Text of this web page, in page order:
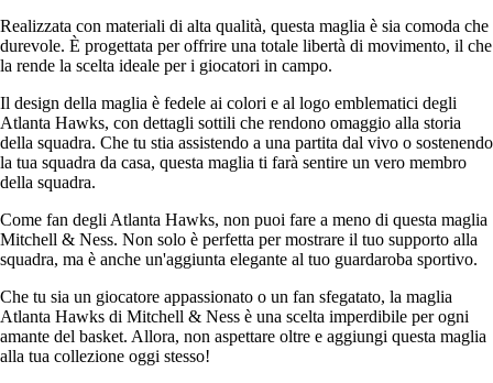
Realizzata con materiali di alta qualità, questa maglia è sia comoda che
durevole. È progettata per offrire una totale libertà di movimento, il che
la rende la scelta ideale per i giocatori in campo.
Il design della maglia è fedele ai colori e al logo emblematici degli
Atlanta Hawks, con dettagli sottili che rendono omaggio alla storia
della squadra. Che tu stia assistendo a una partita dal vivo o sostenendo
la tua squadra da casa, questa maglia ti farà sentire un vero membro
della squadra.
Come fan degli Atlanta Hawks, non puoi fare a meno di questa maglia
Mitchell & Ness. Non solo è perfetta per mostrare il tuo supporto alla
squadra, ma è anche un'aggiunta elegante al tuo guardaroba sportivo.
Che tu sia un giocatore appassionato o un fan sfegatato, la maglia
Atlanta Hawks di Mitchell & Ness è una scelta imperdibile per ogni
amante del basket. Allora, non aspettare oltre e aggiungi questa maglia
alla tua collezione oggi stesso!